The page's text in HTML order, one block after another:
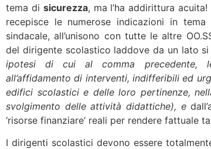
tema di sicurezza, ma l’ha addirittura
recepisce le numerose indicazioni in
sindacale, all’unisono con tutte le altre
del dirigente scolastico laddove da un lato
ipotesi di cui al comma precedente,
all’affidamento di interventi, indifferibili ed
edifici scolastici e delle loro pertinenze,
svolgimento delle attività didattiche), e
‘risorse finanziare’ reali per rendere fattuale
I dirigenti scolastici devono essere